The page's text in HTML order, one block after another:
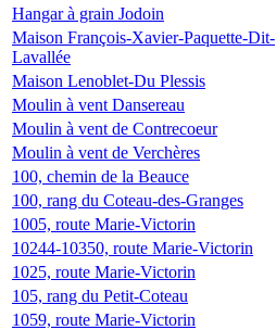
Hangar à grain Jodoin
Maison François-Xavier-Paquette-Dit-
Lavallée
Maison Lenoblet-Du Plessis
Moulin à vent Dansereau
Moulin à vent de Contrecoeur
Moulin à vent de Verchères
100, chemin de la Beauce
100, rang du Coteau-des-Granges
1005, route Marie-Victorin
10244-10350, route Marie-Victorin
1025, route Marie-Victorin
105, rang du Petit-Coteau
1059, route Marie-Victorin